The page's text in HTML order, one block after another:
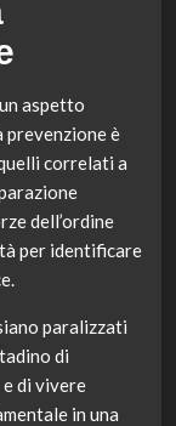
aspetto
prevenzione è
correlati a
dell’ordine
per identificare
paralizzati
di
di vivere
in una